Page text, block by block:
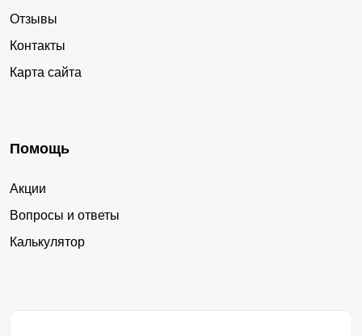
Отзывы
Контакты
Карта сайта
Помощь
Акции
Вопросы и ответы
Калькулятор